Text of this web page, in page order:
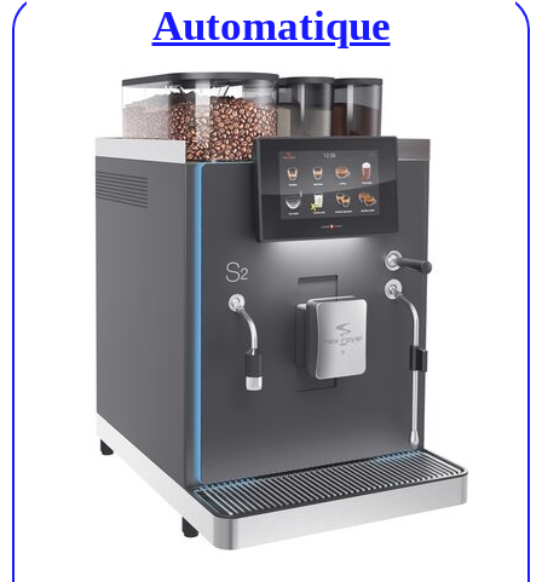
Automatique